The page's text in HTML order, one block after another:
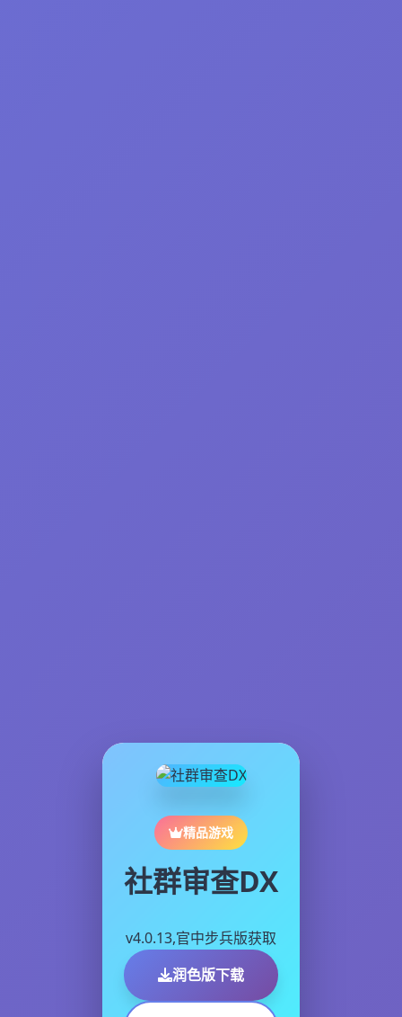
精品游戏
社群审查DX
v4.0.13,官中步兵版获取
润色版下载